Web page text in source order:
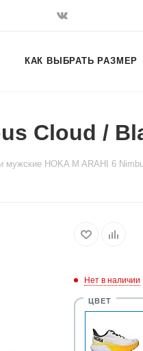
КАК ВЫБРАТЬ РАЗМЕР
Cloud /
мужские HOKA M ARAHI 6
Нет в наличии